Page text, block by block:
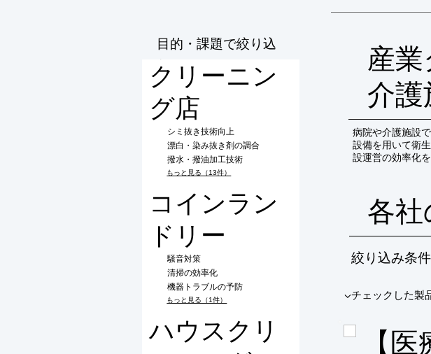
目的・課題で絞り込
む
クリーニン
グ店
シミ抜き技術向上
漂白・染み抜き剤の調合
撥水・撥油加工技術
もっと見る（13件）
コインラン
ドリー
騒音対策
清掃の効率化
機器トラブルの予防
もっと見る（1件）
ハウスクリ
産
介
病院や介護施設
設備を用いて衛
設運営の効率化
各社
絞り込み条件
​▼チェックした製
【